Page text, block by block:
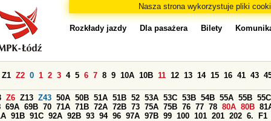
Nasza strona wykorzystuje pliki
Rozkłady jazdy Dla pasażera Bilety
Z1 Z2 0 1 2 3 4 5 6 7 8 9 10A 10B 11 12 13 14 15 16 41 43
Z6 Z13 Z43 50A 50B 51A 51B 52 53A 53C 53B 54B 55A 55B 55C
69A 69B 70 71A 71B 72A 72B 73 75A 75B 76 77 78 80A 80B
91B 91C 92A 92B 93 94 96 97A 97B 99 100 101 201 202 6. F1